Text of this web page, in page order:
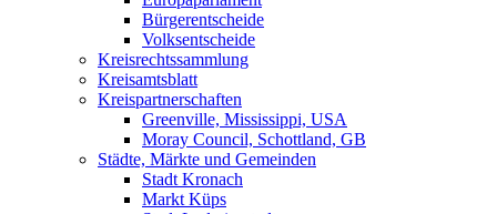
Bürgerentscheide
Volksentscheide
Kreisrechtssammlung
Kreisamtsblatt
Kreispartnerschaften
Greenville, Mississippi, USA
Moray Council, Schottland, GB
Städte, Märkte und Gemeinden
Stadt Kronach
Markt Küps